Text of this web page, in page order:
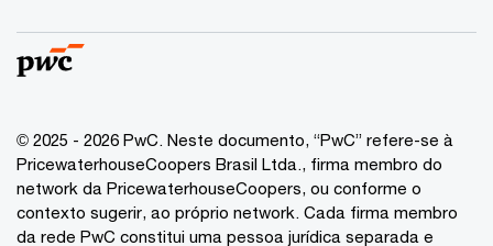
© 2025 - 2026 PwC. Neste documento, “PwC” refere-se à
PricewaterhouseCoopers Brasil Ltda., firma membro do
network da PricewaterhouseCoopers, ou conforme o
contexto sugerir, ao próprio network. Cada firma membro
da rede PwC constitui uma pessoa jurídica separada e